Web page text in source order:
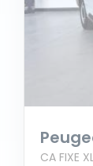
CA FIXE